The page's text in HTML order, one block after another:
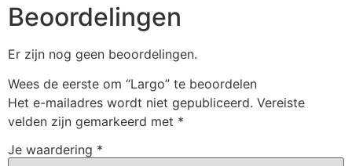
Beoordelingen
Er zijn nog geen beoordelingen.
Wees de eerste om “Largo” te beoordelen
Het e-mailadres wordt niet gepubliceerd. Vereiste
velden zijn gemarkeerd met *
Je waardering *